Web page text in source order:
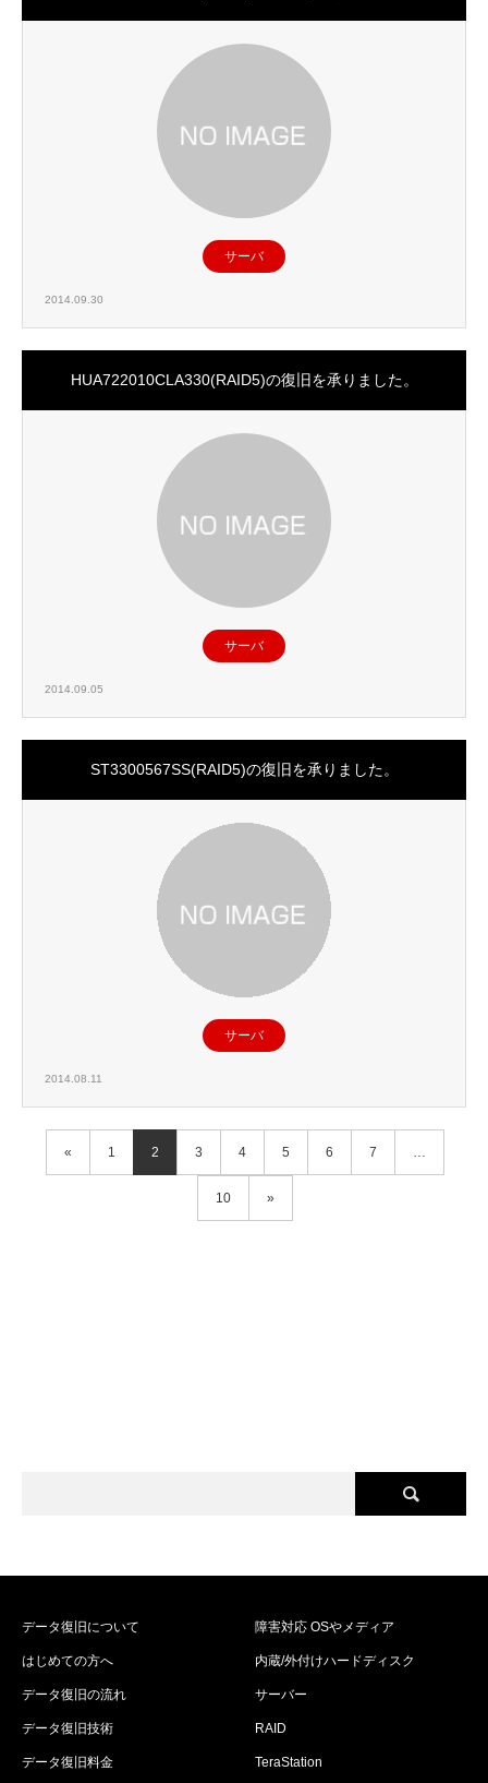
サーバ
2014.09.30
HUA722010CLA330(RAID5)の復旧を承りました。
サーバ
2014.09.05
ST3300567SS(RAID5)の復旧を承りました。
サーバ
2014.08.11
« 1 2 3 4 5 6 7 …
10 »
データ復旧について
はじめての方へ
データ復旧の流れ
データ復旧技術
データ復旧料金
障害対応 OSやメディア
内蔵/外付けハードディスク
サーバー
RAID
TeraStation